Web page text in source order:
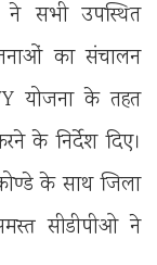
ने सभी उपस्थित
का संचालन
योजना के तहत
के निर्देश दिए।
के साथ जिला
सीडीपीओ ने